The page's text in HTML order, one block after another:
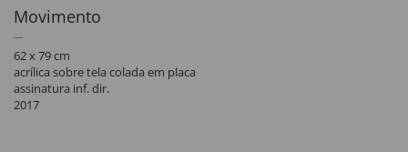
Movimento
62 x 79 cm
acrílica sobre tela colada em placa
assinatura inf. dir.
2017